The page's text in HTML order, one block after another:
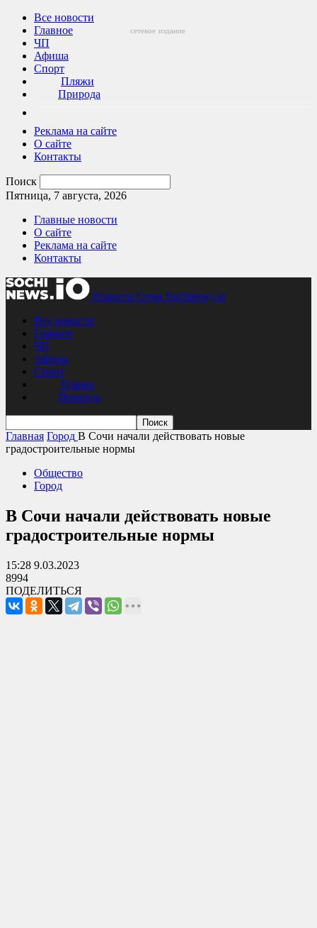
Все новости
Главное
ЧП
Афиша
Спорт
Пляжи
Природа
Реклама на сайте
О сайте
Контакты
Поиск
Пятница, 7 августа, 2026
Главные новости
О сайте
Реклама на сайте
Контакты
Новости Сочи Sochinews.io
сетевое издание
Все новости
Главное
ЧП
Афиша
Спорт
Пляжи
Природа
Главная Город В Сочи начали действовать новые
градостроительные нормы
Общество
Город
В Сочи начали действовать новые
градостроительные нормы
15:28 9.03.2023
8994
ПОДЕЛИТЬСЯ